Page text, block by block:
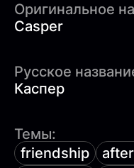
Оригинальное
Casper
Русское
Каспер
Темы:
friendship